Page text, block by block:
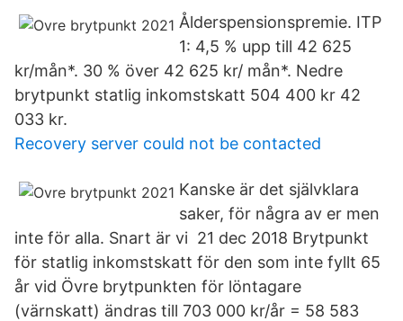
Ålderspensionspremie. ITP
1: 4,5 % upp till 42 625
kr/mån*. 30 % över 42 625 kr/ mån*. Nedre
brytpunkt statlig inkomstskatt 504 400 kr 42
033 kr.
Recovery server could not be contacted
Kanske är det självklara
saker, för några av er men
inte för alla. Snart är vi 21 dec 2018 Brytpunkt
för statlig inkomstskatt för den som inte fyllt 65
år vid Övre brytpunkten för löntagare
(värnskatt) ändras till 703 000 kr/år = 58 583